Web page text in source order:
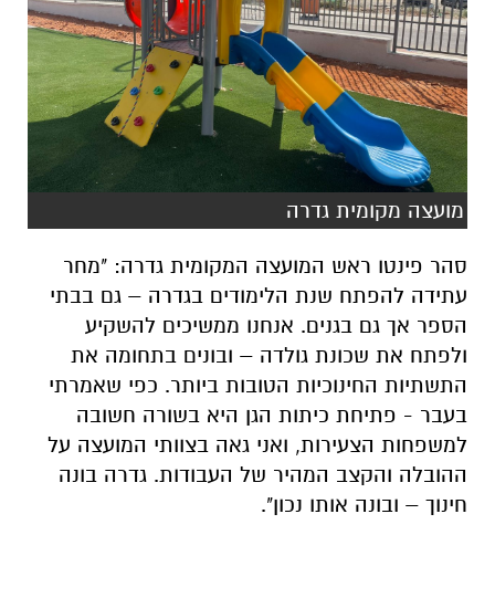
מועצה מקומית גדרה
סהר פינטו ראש המועצה המקומית גדרה: "מחר
עתידה להפתח שנת הלימודים בגדרה – גם בבתי
הספר אך גם בגנים. אנחנו ממשיכים להשקיע
ולפתח את שכונת גולדה – ובונים בתחומה את
התשתיות החינוכיות הטובות ביותר. כפי שאמרתי
בעבר - פתיחת כיתות הגן היא בשורה חשובה
למשפחות הצעירות, ואני גאה בצוותי המועצה על
ההובלה והקצב המהיר של העבודות. גדרה בונה
חינוך – ובונה אותו נכון".